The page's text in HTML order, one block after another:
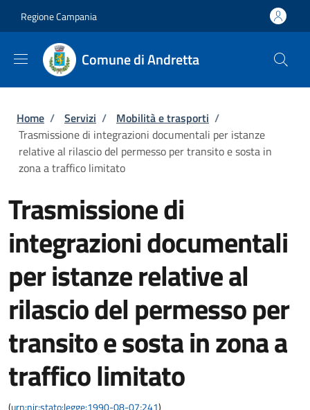
Regione Campania
Comune di Andretta
Briciole di pane
Home / Servizi / Mobilità e trasporti /
Trasmissione di integrazioni documentali per istanze
relative al rilascio del permesso per transito e sosta in
zona a traffico limitato
Trasmissione di
integrazioni documentali
per istanze relative al
rilascio del permesso per
transito e sosta in zona a
traffico limitato
(urn:nir:stato:legge:1990-08-07;241)